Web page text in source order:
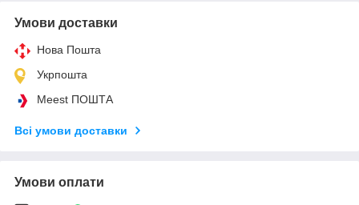
Умови доставки
Нова Пошта
Укрпошта
Meest ПОШТА
Всі умови доставки
Умови оплати